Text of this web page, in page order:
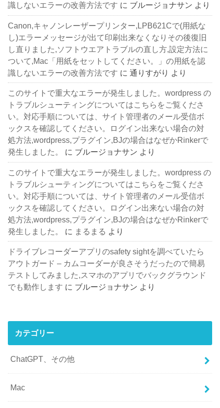
識しないエラーの改善方法です に ブルージョナサン より
Canon,キャノンレーザープリンター,LPB621Cで(用紙な
し)エラーメッセージが出て印刷出来なくなりその後復旧
し直りました,ソフトウエアトラブルの直し方,設定方法に
ついて,Mac「用紙をセットしてください。」の用紙を認
識しないエラーの改善方法です に通りすがり より
このサイトで重大なエラーが発生しました。wordpress の
トラブルシューティングについてはこちらをご覧くださ
い。対応手順については、サイト管理者のメール受信ボ
ックスを確認してください。ログイン出来ない場合の対
処方法,wordpress,プラグイン,BJの場合はなぜかRinkerで
発生しました。
に ブルージョナサン より
このサイトで重大なエラーが発生しました。wordpress の
トラブルシューティングについてはこちらをご覧くださ
い。対応手順については、サイト管理者のメール受信ボ
ックスを確認してください。ログイン出来ない場合の対
処方法,wordpress,プラグイン,BJの場合はなぜかRinkerで
発生しました。
に まるまる より
ドライブレコーダーアプリのsafety sightを調べていたら
アウトガード – カムコーダーが良さそうだったので簡易
テストしてみました,スマホのアプリでバックグラウンド
でも動作します に ブルージョナサン より
カテゴリー
ChatGPT、その他
Mac